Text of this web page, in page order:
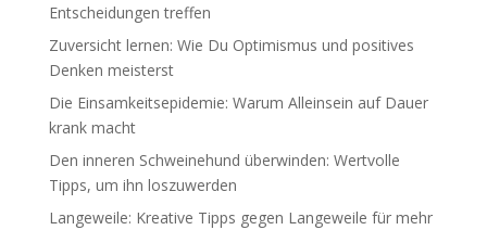
Entscheidungen treffen
Zuversicht lernen: Wie Du Optimismus und positives
Denken meisterst
Die Einsamkeitsepidemie: Warum Alleinsein auf Dauer
krank macht
Den inneren Schweinehund überwinden: Wertvolle
Tipps, um ihn loszuwerden
Langeweile: Kreative Tipps gegen Langeweile für mehr